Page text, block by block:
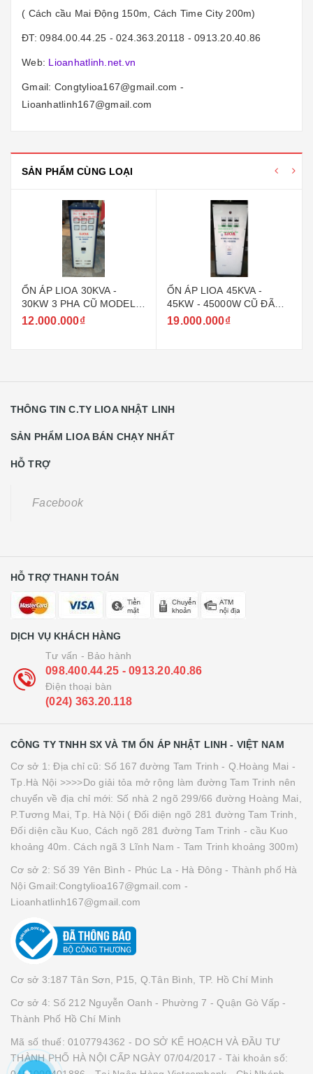
( Cách cầu Mai Động 150m, Cách Time City 200m)
ĐT: 0984.00.44.25 - 024.363.20118 - 0913.20.40.86
Web: Lioanhatlinh.net.vn
Gmail: Congtylioa167@gmail.com -
Lioanhatlinh167@gmail.com
SẢN PHẨM CÙNG LOẠI
ỔN ÁP LIOA 30KVA -
30KW 3 PHA CŨ MODEL
NL - 30000W
12.000.000₫
ỔN ÁP LIOA 45KVA -
45KW - 45000W CŨ ĐÃ
QUA SỬ DỤNG
19.000.000₫
THÔNG TIN C.TY LIOA NHẬT LINH
SẢN PHẨM LIOA BÁN CHẠY NHẤT
HỖ TRỢ
Facebook
HỖ TRỢ THANH TOÁN
DỊCH VỤ KHÁCH HÀNG
Tư vấn - Bảo hành
098.400.44.25 - 0913.20.40.86
Điện thoại bàn
(024) 363.20.118
CÔNG TY TNHH SX VÀ TM ỔN ÁP NHẬT LINH - VIỆT NAM
Cơ sở 1: Địa chỉ cũ: Số 167 đường Tam Trinh - Q.Hoàng Mai -
Tp.Hà Nội >>>>Do giải tỏa mở rộng làm đường Tam Trinh nên
chuyển về địa chỉ mới: Số nhà 2 ngõ 299/66 đường Hoàng Mai,
P.Tương Mai, Tp. Hà Nội ( Đối diện ngõ 281 đường Tam Trinh,
Đối diện cầu Kuo, Cách ngõ 281 đường Tam Trinh - cầu Kuo
khoảng 40m. Cách ngã 3 Lĩnh Nam - Tam Trinh khoảng 300m)
Cơ sở 2: Số 39 Yên Bình - Phúc La - Hà Đông - Thành phố Hà
Nội Gmail:Congtylioa167@gmail.com -
Lioanhatlinh167@gmail.com
Cơ sở 3:187 Tân Sơn, P15, Q.Tân Bình, TP. Hồ Chí Minh
Cơ sở 4: Số 212 Nguyễn Oanh - Phường 7 - Quận Gò Vấp -
Thành Phố Hồ Chí Minh
Mã số thuế: 0107794362 - DO SỞ KẾ HOẠCH VÀ ĐẦU TƯ
THÀNH PHỐ HÀ NỘI CẤP NGÀY 07/04/2017 - Tài khoản số: